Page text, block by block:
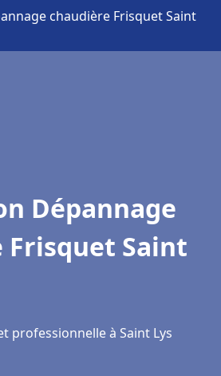
chaudière Frisquet Saint
Dépannage
Frisquet Saint
professionnelle à Saint Lys